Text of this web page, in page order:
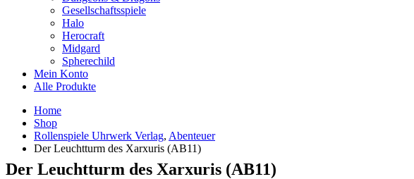
Gesellschaftsspiele
Halo
Herocraft
Midgard
Spherechild
Mein Konto
Alle Produkte
Home
Shop
Rollenspiele Uhrwerk Verlag, Abenteuer
Der Leuchtturm des Xarxuris (AB11)
Der Leuchtturm des Xarxuris (AB11)